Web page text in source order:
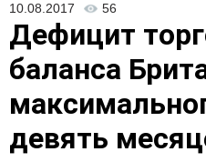
10.08.2017 56
Дефицит
баланса
девять